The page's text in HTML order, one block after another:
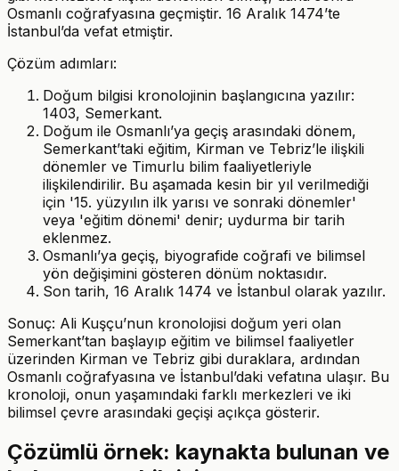
Osmanlı coğrafyasına geçmiştir. 16 Aralık 1474’te
İstanbul’da vefat etmiştir.
Çözüm adımları:
Doğum bilgisi kronolojinin başlangıcına yazılır:
1403, Semerkant.
Doğum ile Osmanlı’ya geçiş arasındaki dönem,
Semerkant’taki eğitim, Kirman ve Tebriz’le ilişkili
dönemler ve Timurlu bilim faaliyetleriyle
ilişkilendirilir. Bu aşamada kesin bir yıl verilmediği
için '15. yüzyılın ilk yarısı ve sonraki dönemler'
veya 'eğitim dönemi' denir; uydurma bir tarih
eklenmez.
Osmanlı’ya geçiş, biyografide coğrafi ve bilimsel
yön değişimini gösteren dönüm noktasıdır.
Son tarih, 16 Aralık 1474 ve İstanbul olarak yazılır.
Sonuç: Ali Kuşçu’nun kronolojisi doğum yeri olan
Semerkant’tan başlayıp eğitim ve bilimsel faaliyetler
üzerinden Kirman ve Tebriz gibi duraklara, ardından
Osmanlı coğrafyasına ve İstanbul’daki vefatına ulaşır. Bu
kronoloji, onun yaşamındaki farklı merkezleri ve iki
bilimsel çevre arasındaki geçişi açıkça gösterir.
Çözümlü örnek: kaynakta bulunan ve